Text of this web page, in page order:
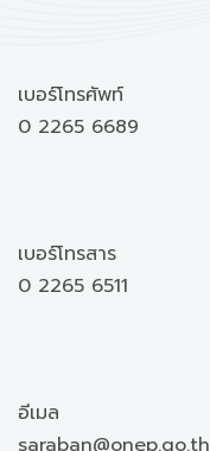
เบอร์โทรศัพท์
0 2265 6689
เบอร์โทรสาร
0 2265 6511
อีเมล
saraban@onep.go.th